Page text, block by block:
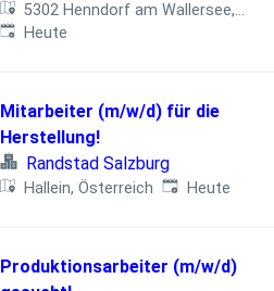
5302 Henndorf am Wallersee,
Österreich
Veröffentlicht
Heute
Mitarbeiter (m/w/d) für die
Herstellung!
Randstad Salzburg
Hallein, Österreich Veröffentlicht
Heute
Produktionsarbeiter (m/w/d)